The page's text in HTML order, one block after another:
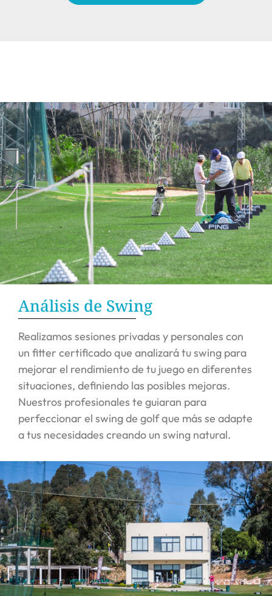
Análisis de Swing
Realizamos sesiones privadas y personales con
un fitter certificado que analizará tu swing para
mejorar el rendimiento de tu juego en diferentes
situaciones, definiendo las posibles mejoras.
Nuestros profesionales te guiaran para
perfeccionar el swing de golf que más se adapte
a tus necesidades creando un swing natural.